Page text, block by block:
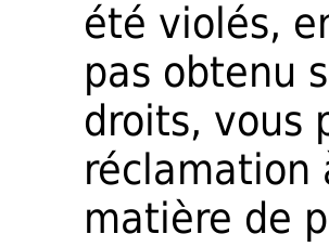
été violés,
pas obtenu
droits, vous
réclamation
matière de